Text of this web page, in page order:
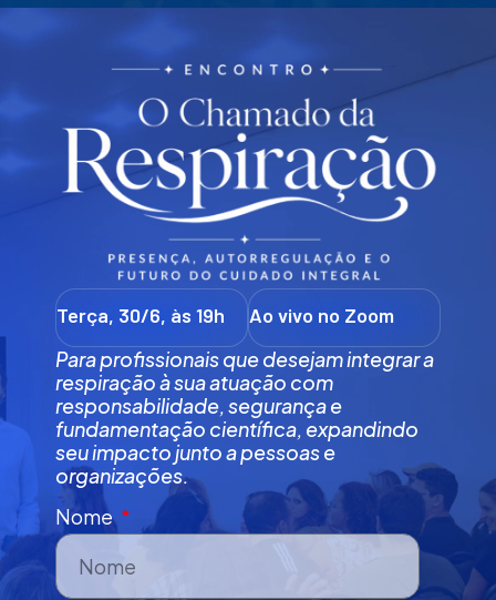
Terça, 30/6, às 19h Ao vivo no Zoom
Para profissionais que desejam integrar a
respiração à sua atuação com
responsabilidade, segurança e
fundamentação científica, expandindo
seu impacto junto a pessoas e
organizações.
Nome